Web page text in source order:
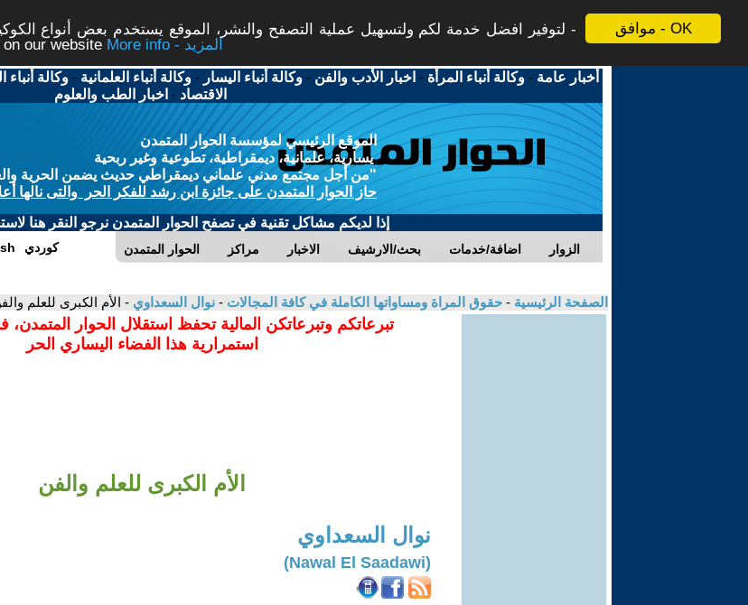
موافق - OK
لتوفير افضل خدمة لكم ولتسهيل عملية التصفح والنشر، الموقع يستخدم بعض أنواع
our website
More info - المزيد
أخبار عامة -وكالة أنباء المرأة - اخبار الأدب والفن -وكالة أنباء اليسار -وكالة أنباء العلمانية -وكالة أنباء
الاقتصاد - اخبار الطب والعلوم
الموقع الرئيسي لمؤسسة الحوار المتمدن
يسارية، علمانية، ديمقراطية، تطوعية وغير ربحية
"من أجل مجتمع مدني علماني ديمقراطي حديث يضمن الحرية
حاز الحوار المتمدن على جائزة ابن رشد للفكر الحر والتى نالها
إذا لديكم مشاكل تقنية في تصفح الحوار المتمدن نرجو النقر هنا
الحوار المتمدن مراكز الاخبار بحث/الارشيف اضافة/خدمات الزوار كوردي
الصفحة الرئيسية - حقوق المراة ومساواتها الكاملة في كافة المجالات - نوال السعداوي - الأم الكبرى للعلم
تبرعاتكم وتبرعاتكن المالية تحفظ استقلال الحوار
استمرارية هذا الفضاء اليساري الحر
الأم الكبرى للعلم والفن
نوال السعداوي
(Nawal El Saadawi)